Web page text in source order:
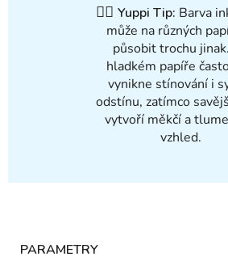
✍🏻 Yuppi Tip: Barva
může na různých
působit trochu
hladkém papíře
vynikne stínování i
odstínu, zatímco
vytvoří měkčí a
vzhled.